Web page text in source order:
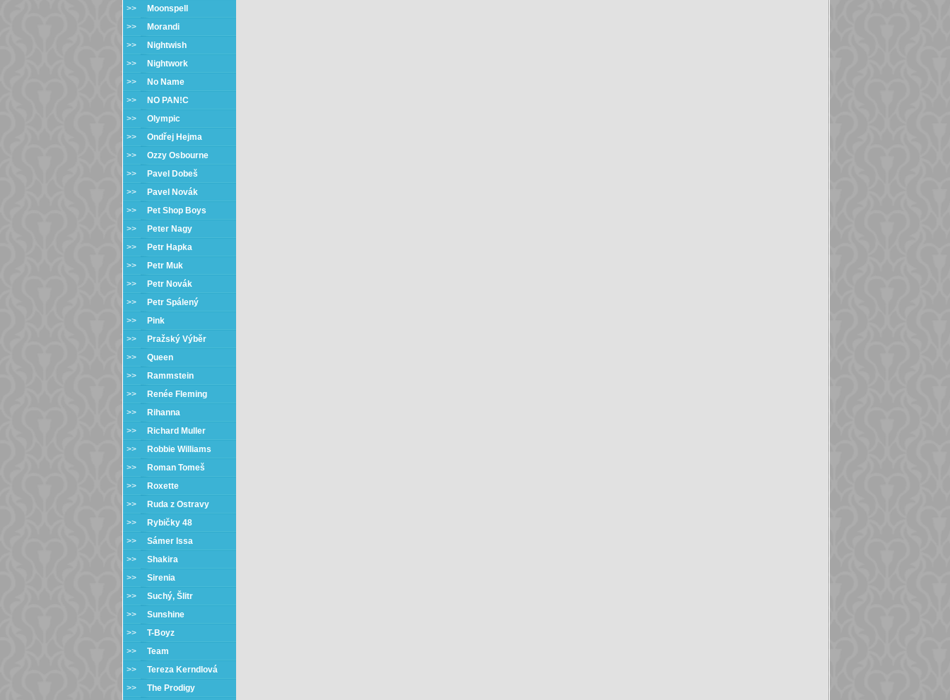
>>
Moonspell
>>
Morandi
>>
Nightwish
>>
Nightwork
>>
No Name
>>
NO PAN!C
>> Olympic
>> Ondřej Hejma
>> Ozzy Osbourne
>>
Pavel Dobeš
>>
Pavel Novák
>>
Pet Shop Boys
>>
Peter Nagy
>>
Petr Hapka
>>
Petr Muk
>>
Petr Novák
>>
Petr Spálený
>>
Pink
>>
Pražský Výběr
>> Queen
>>
Rammstein
>>
Renée Fleming
>>
Rihanna
>>
Richard Muller
>>
Robbie Williams
>>
Roman Tomeš
>>
Roxette
>>
Ruda z Ostravy
>>
Rybičky 48
>> Sámer Issa
>> Shakira
>> Sirenia
>> Suchý, Šlitr
>> Sunshine
>> T-Boyz
>> Team
>> Tereza Kerndlová
>> The Prodigy